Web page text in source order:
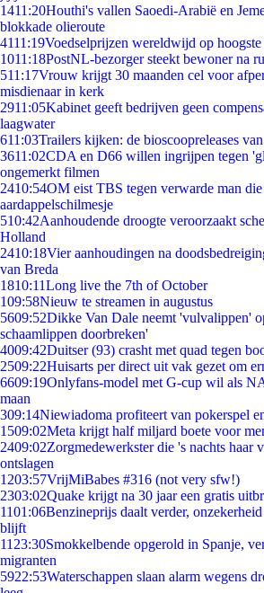
1411:20Houthi's vallen Saoedi-Arabië en
blokkade olieroute
4111:19Voedselprijzen wereldwijd op
1011:18PostNL-bezorger steekt bewoner na
511:17Vrouw krijgt 30 maanden cel voor
misdienaar in kerk
2911:05Kabinet geeft bedrijven geen
laagwater
611:03Trailers kijken: de bioscoopreleases
3611:02CDA en D66 willen ingrijpen tegen
ongemerkt filmen
2410:54OM eist TBS tegen verwarde man die
aardappelschilmesje
510:42Aanhoudende droogte veroorzaakt
Holland
2410:18Vier aanhoudingen na
van Breda
1810:11Long live the 7th of October
109:58Nieuw te streamen in augustus
5609:52Dikke Van Dale neemt 'vulvalippen'
schaamlippen doorbreken'
4009:42Duitser (93) crasht met quad tegen
2509:22Huisarts per direct uit vak gezet om
6609:19Onlyfans-model met G-cup wil als
maan
309:14Niewiadoma profiteert van pokerspel
1509:02Meta krijgt half miljard boete voor
2409:02Zorgmedewerkster die 's nachts haar
ontslagen
1203:57VrijMiBabes #316 (not very sfw!)
2303:02Quake krijgt na 30 jaar een gratis
1101:06Benzineprijs daalt verder,
blijft
11 23:30Smokkelbende opgerold in Spanje,
migranten
5922:53Waterschappen slaan alarm wegens